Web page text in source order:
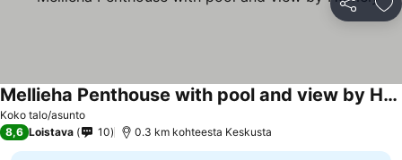
Jaa
Koko talo/asunto
Mellieha Penthouse with pool and view by Homely
8,6 Loistava 10 0.3 km kohteesta Keskusta